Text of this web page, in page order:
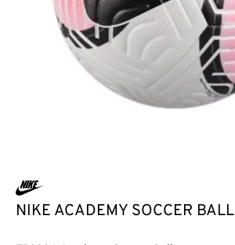
NIKE ACADEMY SOCCER BALL